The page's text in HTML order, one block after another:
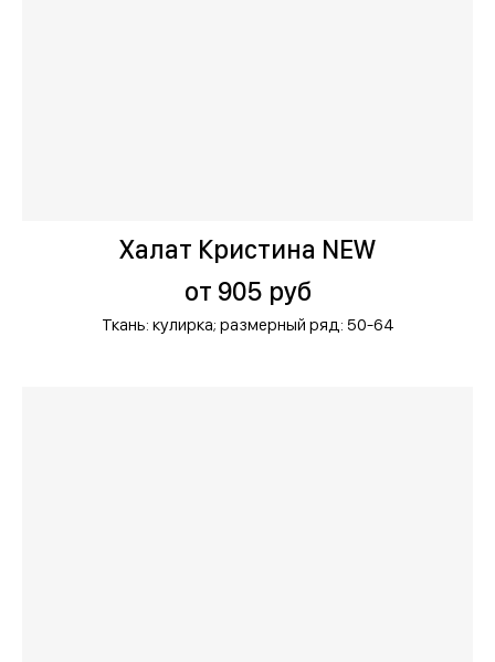
Халат Кристина NEW
от 905 руб
Ткань: кулирка; размерный ряд: 50-64